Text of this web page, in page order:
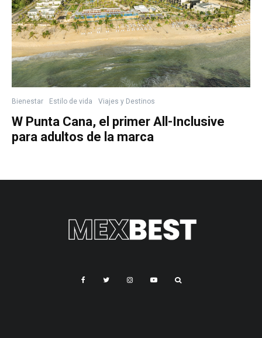
Bienestar Estilo de vida Viajes y Destinos
W Punta Cana, el primer All-Inclusive
para adultos de la marca